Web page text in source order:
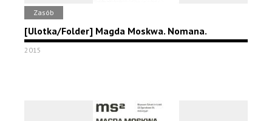
Zasób
[Ulotka/Folder] Magda Moskwa. Nomana.
2015